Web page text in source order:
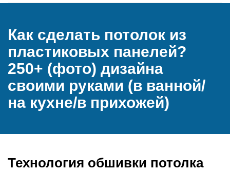
Как сделать потолок из
пластиковых панелей?
250+ (фото) дизайна
своими руками (в ванной/
на кухне/в прихожей)
Технология обшивки потолка